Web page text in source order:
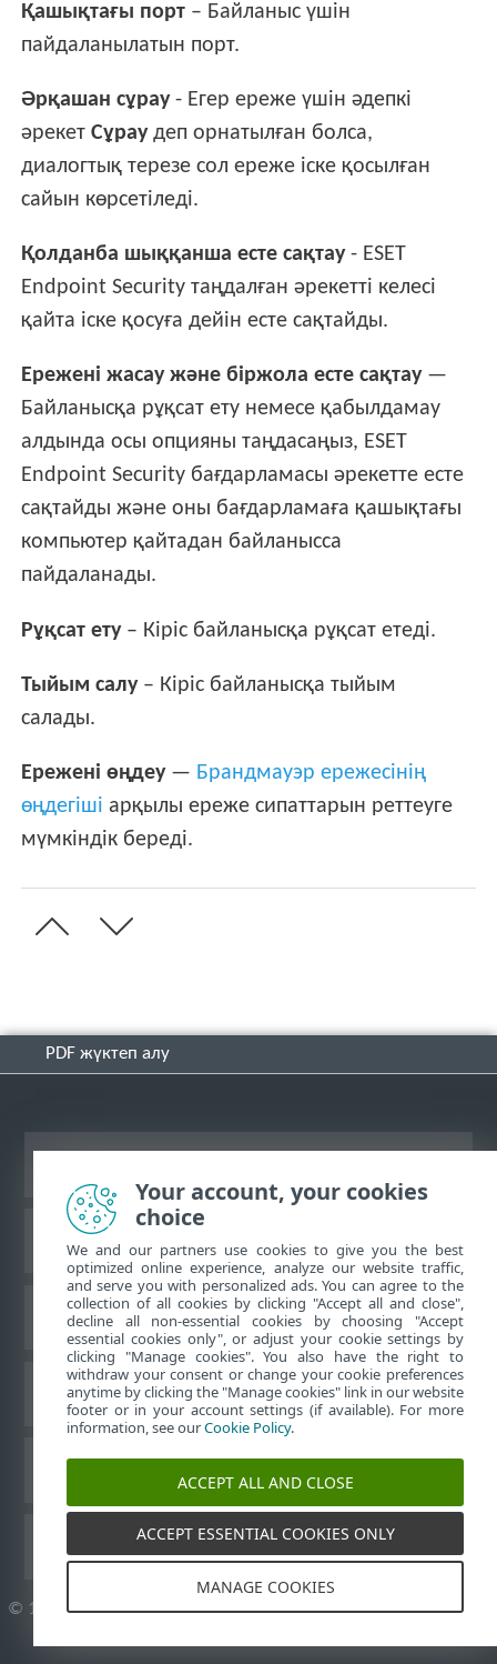
Қашықтағы порт – Байланыс үшін
пайдаланылатын порт.
Әрқашан сұрау- Егер ереже үшін әдепкі
әрекетСұраудеп орнатылған болса,
диалогтық терезе сол ереже іске қосылған
сайын көрсетіледі.
Қолданба шыққанша есте сақтау- ESET
Endpoint Security таңдалған әрекетті келесі
қайта іске қосуға дейін есте сақтайды.
Ережені жасау және біржола есте сақтау—
Байланысқа рұқсат ету немесе қабылдамау
алдында осы опцияны таңдасаңыз, ESET
Endpoint Security бағдарламасы әрекетте есте
сақтайды және оны бағдарламаға қашықтағы
компьютер қайтадан байланысса
пайдаланады.
Рұқсат ету– Кіріс байланысқа рұқсат етеді.
Тыйым салу– Кіріс байланысқа тыйым
салады.
Ережені өңдеу— Брандмауэр ережесінің
өңдегіші арқылы ереже сипаттарын реттеуге
мүмкіндік береді.
PDF жүктеп алу
ESET білім қоры
ESET форумы
Аймақтық қолдау
ESET пайдаланушы нұсқаулықтары
© 1992-2026ESET, spol. s r.o. - Барлық құқықтары қорғалған.
Your account, your cookies
choice
We and our partners use cookies to give you the best
optimized online experience, analyze our website traffic,
and serve you with personalized ads. You can agree to the
collection of all cookies by clicking "Accept all and close",
decline all non-essential cookies by choosing "Accept
essential cookies only", or adjust your cookie settings by
clicking "Manage cookies". You also have the right to
withdraw your consent or change your cookie preferences
anytime by clicking the "Manage cookies" link in our website
footer or in your account settings (if available). For more
information, see ourCookie Policy.
ACCEPT ALL AND CLOSE
ACCEPT ESSENTIAL COOKIES ONLY
MANAGE COOKIES